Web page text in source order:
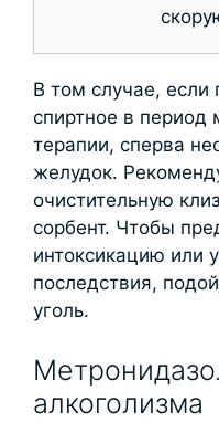
В том случае,
спиртное в период
терапии, сперва
желудок.
очистительную
сорбент. Чтобы
интоксикацию или
последствия,
уголь.
алкоголизма